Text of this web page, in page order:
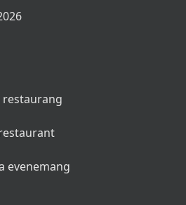
brysselkål
med rädisor och
evenemang